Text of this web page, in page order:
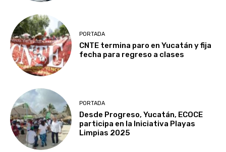
PORTADA
CNTE termina paro en Yucatán y fija
fecha para regreso a clases
PORTADA
Desde Progreso, Yucatán, ECOCE
participa en la Iniciativa Playas
Limpias 2025